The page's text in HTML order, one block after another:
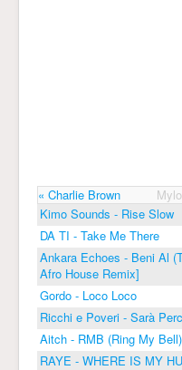
« Charlie Brown
Kimo Sounds - Rise Slow
DA TI - Take Me There
Ankara Echoes - Beni Al
Afro House Remix]
Gordo - Loco Loco
Ricchi e Poveri - Sarà
Aitch - RMB (Ring My Bell)
RAYE - WHERE IS MY